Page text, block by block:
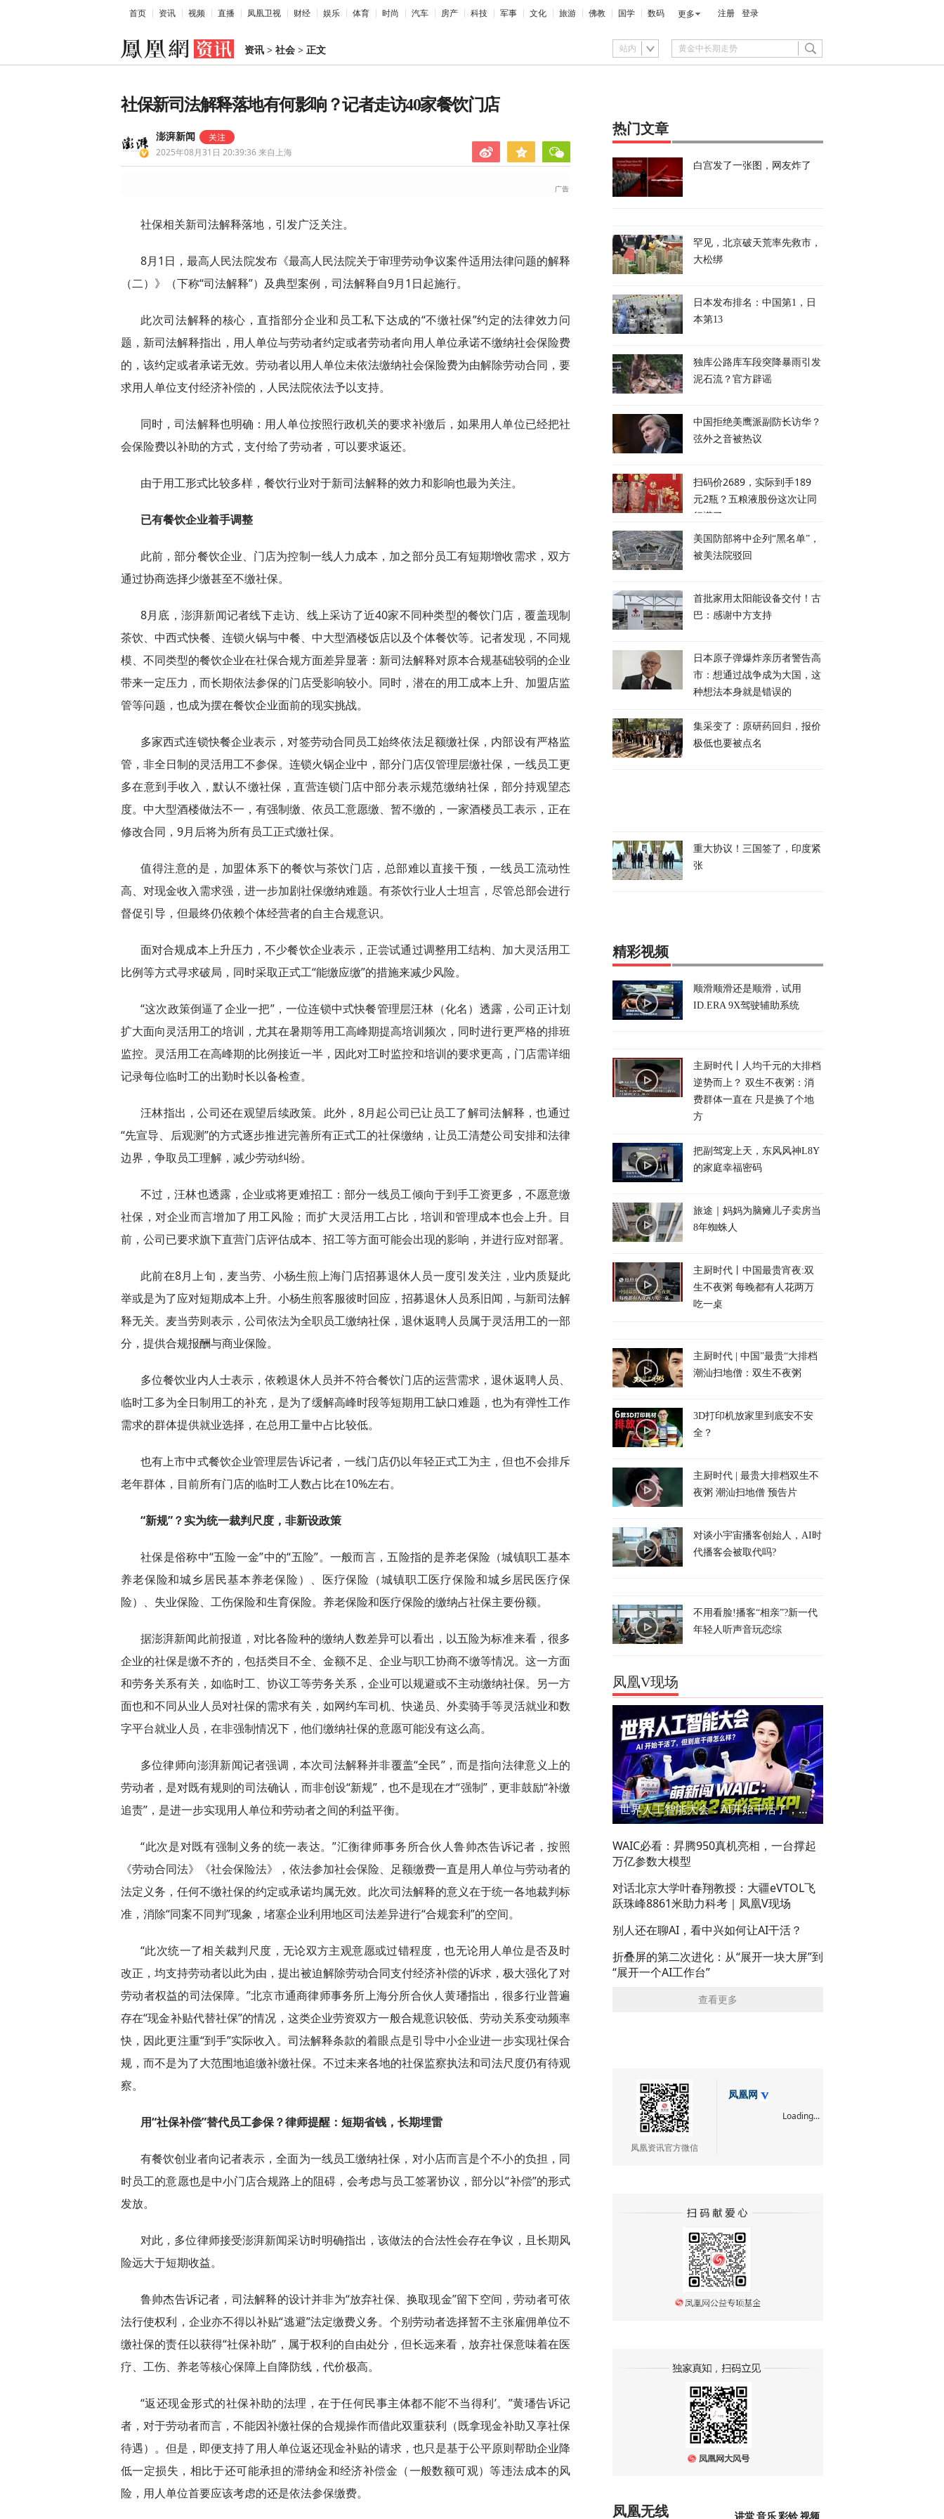
首页 资讯 视频 直播 凤凰卫视 财经 娱乐 体育 时尚 汽车 房产 科技 军事 文化 旅游 佛教 国学 数码 更多 注册 登录
资讯 > 社会 > 正文 站内
社保新司法解释落地有何影响？记者走访40家餐饮门店
澎湃新闻
2025年08月31日 20:39:36来自上海
社保相关新司法解释落地，引发广泛关注。
8月1日，最高人民法院发布《最高人民法院关于审理劳动争议案件适用法律问题的解释
（二）》（下称“司法解释”）及典型案例，司法解释自9月1日起施行。
此次司法解释的核心，直指部分企业和员工私下达成的“不缴社保”约定的法律效力问
题，新司法解释指出，用人单位与劳动者约定或者劳动者向用人单位承诺不缴纳社会保险费
的，该约定或者承诺无效。劳动者以用人单位未依法缴纳社会保险费为由解除劳动合同，要
求用人单位支付经济补偿的，人民法院依法予以支持。
同时，司法解释也明确：用人单位按照行政机关的要求补缴后，如果用人单位已经把社
会保险费以补助的方式，支付给了劳动者，可以要求返还。
由于用工形式比较多样，餐饮行业对于新司法解释的效力和影响也最为关注。
已有餐饮企业着手调整
此前，部分餐饮企业、门店为控制一线人力成本，加之部分员工有短期增收需求，双方
通过协商选择少缴甚至不缴社保。
8月底，澎湃新闻记者线下走访、线上采访了近40家不同种类型的餐饮门店，覆盖现制
茶饮、中西式快餐、连锁火锅与中餐、中大型酒楼饭店以及个体餐饮等。记者发现，不同规
模、不同类型的餐饮企业在社保合规方面差异显著：新司法解释对原本合规基础较弱的企业
带来一定压力，而长期依法参保的门店受影响较小。同时，潜在的用工成本上升、加盟店监
管等问题，也成为摆在餐饮企业面前的现实挑战。
多家西式连锁快餐企业表示，对签劳动合同员工始终依法足额缴社保，内部设有严格监
管，非全日制的灵活用工不参保。连锁火锅企业中，部分门店仅管理层缴社保，一线员工更
多在意到手收入，默认不缴社保，直营连锁门店中部分表示规范缴纳社保，部分持观望态
度。中大型酒楼做法不一，有强制缴、依员工意愿缴、暂不缴的，一家酒楼员工表示，正在
修改合同，9月后将为所有员工正式缴社保。
值得注意的是，加盟体系下的餐饮与茶饮门店，总部难以直接干预，一线员工流动性
高、对现金收入需求强，进一步加剧社保缴纳难题。有茶饮行业人士坦言，尽管总部会进行
督促引导，但最终仍依赖个体经营者的自主合规意识。
面对合规成本上升压力，不少餐饮企业表示，正尝试通过调整用工结构、加大灵活用工
比例等方式寻求破局，同时采取正式工“能缴应缴”的措施来减少风险。
“这次政策倒逼了企业一把”，一位连锁中式快餐管理层汪林（化名）透露，公司正计划
扩大面向灵活用工的培训，尤其在暑期等用工高峰期提高培训频次，同时进行更严格的排班
监控。灵活用工在高峰期的比例接近一半，因此对工时监控和培训的要求更高，门店需详细
记录每位临时工的出勤时长以备检查。
汪林指出，公司还在观望后续政策。此外，8月起公司已让员工了解司法解释，也通过
“先宣导、后观测”的方式逐步推进完善所有正式工的社保缴纳，让员工清楚公司安排和法律
边界，争取员工理解，减少劳动纠纷。
不过，汪林也透露，企业或将更难招工：部分一线员工倾向于到手工资更多，不愿意缴
社保，对企业而言增加了用工风险；而扩大灵活用工占比，培训和管理成本也会上升。目
前，公司已要求旗下直营门店评估成本、招工等方面可能会出现的影响，并进行应对部署。
此前在8月上旬，麦当劳、小杨生煎上海门店招募退休人员一度引发关注，业内质疑此
举或是为了应对短期成本上升。小杨生煎客服彼时回应，招募退休人员系旧闻，与新司法解
释无关。麦当劳则表示，公司依法为全职员工缴纳社保，退休返聘人员属于灵活用工的一部
分，提供合规报酬与商业保险。
多位餐饮业内人士表示，依赖退休人员并不符合餐饮门店的运营需求，退休返聘人员、
临时工多为全日制用工的补充，是为了缓解高峰时段等短期用工缺口难题，也为有弹性工作
需求的群体提供就业选择，在总用工量中占比较低。
也有上市中式餐饮企业管理层告诉记者，一线门店仍以年轻正式工为主，但也不会排斥
老年群体，目前所有门店的临时工人数占比在10%左右。
“新规”？实为统一裁判尺度，非新设政策
社保是俗称中“五险一金”中的“五险”。一般而言，五险指的是养老保险（城镇职工基本
养老保险和城乡居民基本养老保险）、医疗保险（城镇职工医疗保险和城乡居民医疗保
险）、失业保险、工伤保险和生育保险。养老保险和医疗保险的缴纳占社保主要份额。
据澎湃新闻此前报道，对比各险种的缴纳人数差异可以看出，以五险为标准来看，很多
企业的社保是缴不齐的，包括类目不全、金额不足、企业与职工协商不缴等情况。这一方面
和劳务关系有关，如临时工、协议工等劳务关系，企业可以规避或不主动缴纳社保。另一方
面也和不同从业人员对社保的需求有关，如网约车司机、快递员、外卖骑手等灵活就业和数
字平台就业人员，在非强制情况下，他们缴纳社保的意愿可能没有这么高。
多位律师向澎湃新闻记者强调，本次司法解释并非覆盖“全民”，而是指向法律意义上的
劳动者，是对既有规则的司法确认，而非创设“新规”，也不是现在才“强制”，更非鼓励“补缴
追责”，是进一步实现用人单位和劳动者之间的利益平衡。
“此次是对既有强制义务的统一表达。”汇衡律师事务所合伙人鲁帅杰告诉记者，按照
《劳动合同法》《社会保险法》，依法参加社会保险、足额缴费一直是用人单位与劳动者的
法定义务，任何不缴社保的约定或承诺均属无效。此次司法解释的意义在于统一各地裁判标
准，消除“同案不同判”现象，堵塞企业利用地区司法差异进行“合规套利”的空间。
“此次统一了相关裁判尺度，无论双方主观意愿或过错程度，也无论用人单位是否及时
改正，均支持劳动者以此为由，提出被迫解除劳动合同支付经济补偿的诉求，极大强化了对
劳动者权益的司法保障。”北京市通商律师事务所上海分所合伙人黄璠指出，很多行业普遍
存在“现金补贴代替社保”的情况，这类企业劳资双方一般合规意识较低、劳动关系变动频率
快，因此更注重“到手”实际收入。司法解释条款的着眼点是引导中小企业进一步实现社保合
规，而不是为了大范围地追缴补缴社保。不过未来各地的社保监察执法和司法尺度仍有待观
察。
用“社保补偿”替代员工参保？律师提醒：短期省钱，长期埋雷
有餐饮创业者向记者表示，全面为一线员工缴纳社保，对小店而言是个不小的负担，同
时员工的意愿也是中小门店合规路上的阻碍，会考虑与员工签署协议，部分以“补偿”的形式
发放。
对此，多位律师接受澎湃新闻采访时明确指出，该做法的合法性会存在争议，且长期风
险远大于短期收益。
鲁帅杰告诉记者，司法解释的设计并非为“放弃社保、换取现金”留下空间，劳动者可依
法行使权利，企业亦不得以补贴“逃避”法定缴费义务。个别劳动者选择暂不主张雇佣单位不
缴社保的责任以获得“社保补助”，属于权利的自由处分，但长远来看，放弃社保意味着在医
疗、工伤、养老等核心保障上自降防线，代价极高。
“返还现金形式的社保补助的法理，在于任何民事主体都不能‘不当得利’。”黄璠告诉记
者，对于劳动者而言，不能因补缴社保的合规操作而借此双重获利（既拿现金补助又享社保
待遇）。但是，即便支持了用人单位返还现金补贴的请求，也只是基于公平原则帮助企业降
低一定损失，相比于还可能承担的滞纳金和经济补偿金（一般数额可观）等违法成本的风
险，用人单位首要应该考虑的还是依法参保缴费。
热门文章
白宫发了一张图，网友炸了
罕见，北京破天荒率先救市，
大松绑
日本发布排名：中国第1，日
本第13
独库公路库车段突降暴雨引发
泥石流？官方辟谣
中国拒绝美鹰派副防长访华？
弦外之音被热议
扫码价2689，实际到手189
元2瓶？五粮液股份这次让同
行慌了
美国防部将中企列“黑名单”，
被美法院驳回
首批家用太阳能设备交付！古
巴：感谢中方支持
日本原子弹爆炸亲历者警告高
市：想通过战争成为大国，这
种想法本身就是错误的
集采变了：原研药回归，报价
极低也要被点名
重大协议！三国签了，印度紧
张
精彩视频
顺滑顺滑还是顺滑，试用
ID.ERA 9X驾驶辅助系统
主厨时代丨人均千元的大排档
逆势而上？ 双生不夜粥：消
费群体一直在 只是换了个地
方
把副驾宠上天，东风风神L8Y
的家庭幸福密码
旅途｜妈妈为脑瘫儿子卖房当
8年蜘蛛人
主厨时代丨中国最贵宵夜:双
生不夜粥 每晚都有人花两万
吃一桌
主厨时代 | 中国”最贵“大排档
潮汕扫地僧：双生不夜粥
3D打印机放家里到底安不安
全？
主厨时代 | 最贵大排档双生不
夜粥 潮汕扫地僧 预告片
对谈小宇宙播客创始人，AI时
代播客会被取代吗?
不用看脸!播客“相亲”?新一代
年轻人听声音玩恋综
凤凰V现场
世界人工智能大会：AI开始干活了，但到底干的怎么样？萌新闯WAIC
WAIC必看：昇腾950真机亮相，一台撑起
万亿参数大模型
对话北京大学叶春翔教授：大疆eVTOL飞
跃珠峰8861米助力科考｜凤凰V现场
别人还在聊AI，看中兴如何让AI干活？
折叠屏的第二次进化：从“展开一块大屏”到
“展开一个AI工作台”
查看更多
凤凰资讯官方微信
凤凰网
Loading...
讲堂 音乐 彩铃 视频
凤凰无线